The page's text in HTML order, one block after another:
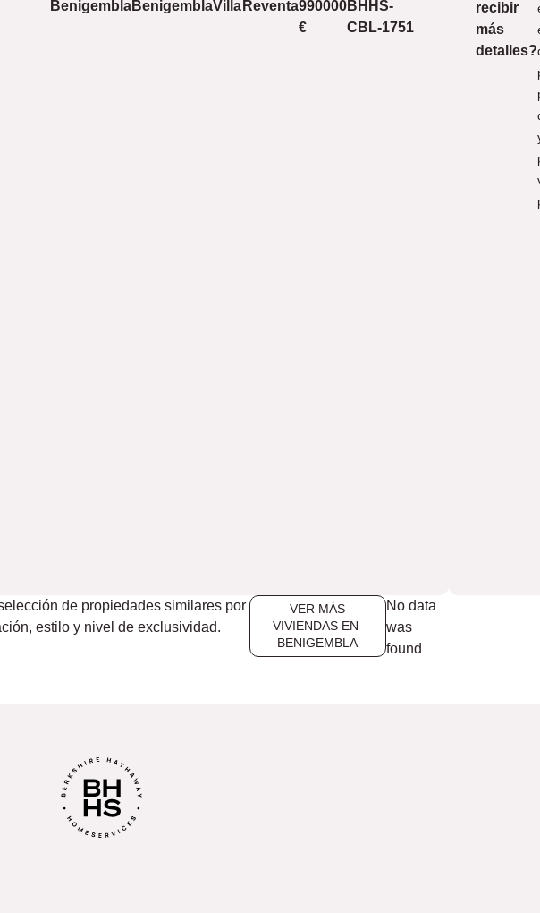
BenigemblaBenigemblaVilla Reventa990000
€
BHHS-
CBL-1751
recibir
más
detalles?
de propiedades similares por
estilo y nivel de exclusividad.
VER MÁS
VIVIENDAS EN ​
BENIGEMBLA
No data
was
found